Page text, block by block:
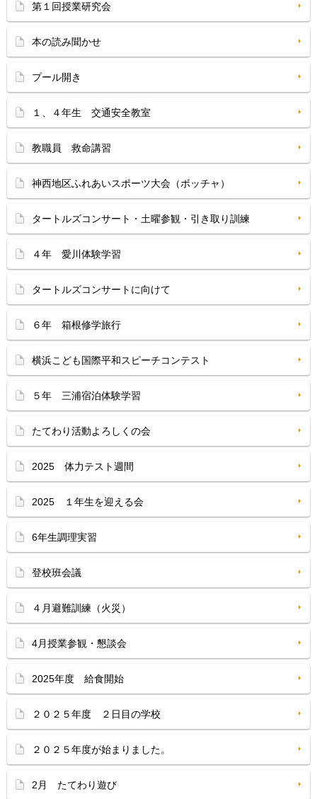
第１回授業研究会
本の読み聞かせ
プール開き
１、４年生 交通安全教室
教職員 救命講習
神西地区ふれあいスポーツ大会（ボッチャ）
タートルズコンサート・土曜参観・引き取り訓練
４年 愛川体験学習
タートルズコンサートに向けて
６年 箱根修学旅行
横浜こども国際平和スピーチコンテスト
５年 三浦宿泊体験学習
たてわり活動よろしくの会
2025 体力テスト週間
2025 １年生を迎える会
6年生調理実習
登校班会議
４月避難訓練（火災）
4月授業参観・懇談会
2025年度 給食開始
２０２５年度 ２日目の学校
２０２５年度が始まりました。
2月 たてわり遊び